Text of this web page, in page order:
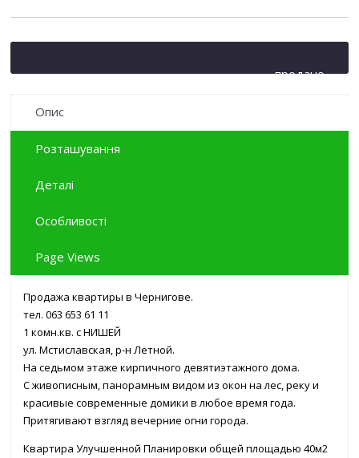
продано
Опис
Розташування
Деталі
Особливості
Page Views
Продажа квартиры в Чернигове.
тел. 063 653 61 11
1 комн.кв. с НИШЕЙ
ул. Мстиславская, р-н Летной.
На седьмом этаже кирпичного девятиэтажного дома.
С живописным, панорамным видом из окон на лес, реку и
красивые современные домики в любое время года.
Притягивают взгляд вечерние огни города.
Квартира Улучшенной Планировки общей площадью 40м2